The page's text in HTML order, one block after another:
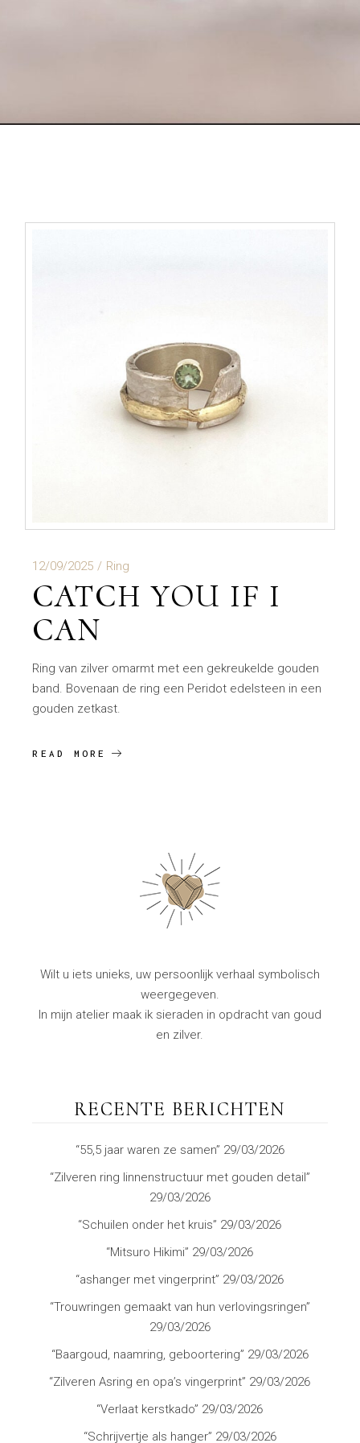
12/09/2025 Ring
CATCH YOU IF I
CAN
Ring van zilver omarmt met een gekreukelde gouden
band. Bovenaan de ring een Peridot edelsteen in een
gouden zetkast.
READ MORE
Wilt u iets unieks, uw persoonlijk verhaal symbolisch
weergegeven.
In mijn atelier maak ik sieraden in opdracht van goud
en zilver.
RECENTE BERICHTEN
“55,5 jaar waren ze samen” 29/03/2026
“Zilveren ring linnenstructuur met gouden detail”
29/03/2026
“Schuilen onder het kruis” 29/03/2026
“Mitsuro Hikimi” 29/03/2026
“ashanger met vingerprint” 29/03/2026
“Trouwringen gemaakt van hun verlovingsringen”
29/03/2026
“Baargoud, naamring, geboortering” 29/03/2026
“Zilveren Asring en opa’s vingerprint” 29/03/2026
“Verlaat kerstkado” 29/03/2026
“Schrijvertje als hanger” 29/03/2026